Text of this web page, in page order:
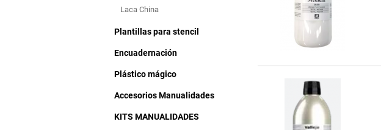
Laca China
Plantillas para stencil
Encuadernación
Plástico mágico
Accesorios Manualidades
KITS MANUALIDADES